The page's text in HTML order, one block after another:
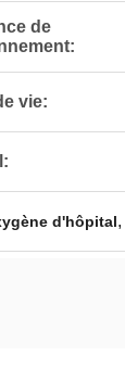
de
vie:
d'hôpital,